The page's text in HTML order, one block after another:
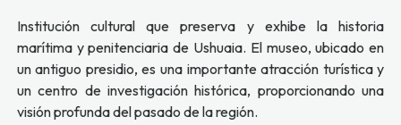
Institución cultural que preserva y exhibe la historia
marítima y penitenciaria de Ushuaia. El museo, ubicado en
un antiguo presidio, es una importante atracción turística y
un centro de investigación histórica, proporcionando una
visión profunda del pasado de la región.